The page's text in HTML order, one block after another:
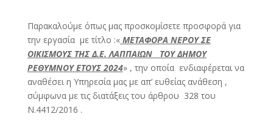
Παρακαλούμε όπως μας προσκομίσετε προσφορά για
την εργασία με τίτλο :«ΜΕΤΑΦΟΡΑ ΝΕΡΟΥ ΣΕ
ΟΙΚΙΣΜΟΥΣ ΤΗΣ Δ.Ε. ΛΑΠΠΑΙΩΝ ΤΟΥ ΔΗΜΟΥ
ΡΕΘΥΜΝΟΥ ΕΤΟΥΣ 2024» , την οποία ενδιαφέρεται να
αναθέσει η Υπηρεσία μας με απ’ ευθείας ανάθεση ,
σύμφωνα με τις διατάξεις του άρθρου 328 του
Ν.4412/2016 .